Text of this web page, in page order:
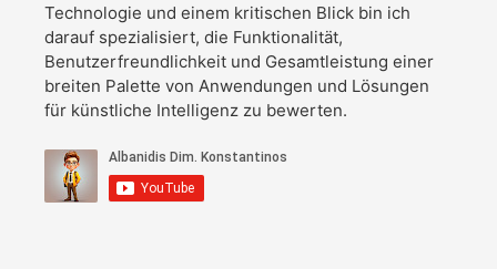
Technologie und einem kritischen Blick bin ich
darauf spezialisiert, die Funktionalität,
Benutzerfreundlichkeit und Gesamtleistung einer
breiten Palette von Anwendungen und Lösungen
für künstliche Intelligenz zu bewerten.